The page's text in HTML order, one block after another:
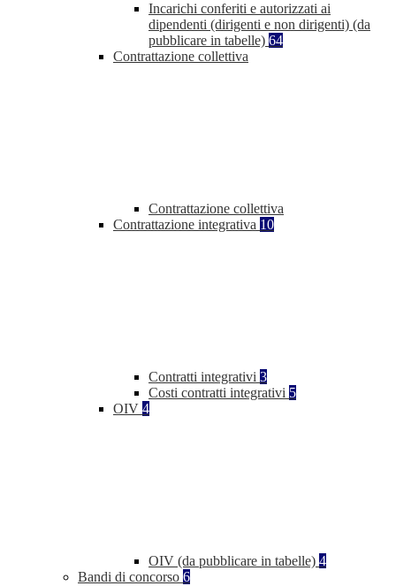
Incarichi conferiti e autorizzati ai
dipendenti (dirigenti e non dirigenti) (da
pubblicare in tabelle) 64
Contrattazione collettiva
Contrattazione collettiva
Contrattazione integrativa 10
Contratti integrativi 3
Costi contratti integrativi 5
OIV 4
OIV (da pubblicare in tabelle) 4
Bandi di concorso 6